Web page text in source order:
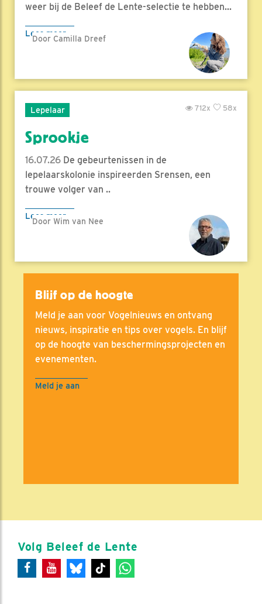
weer bij de Beleef de Lente-selectie te hebben...
Lees meer
Door Camilla Dreef
Lepelaar 58x
712x
Sprookje
16.07.26 De gebeurtenissen in de
lepelaarskolonie inspireerden Srensen, een
trouwe volger van ..
Lees meer
Door Wim van Nee
Blijf op de hoogte
Meld je aan voor Vogelnieuws en ontvang
nieuws, inspiratie en tips over vogels. En blijf
op de hoogte van beschermingsprojecten en
evenementen.
Meld je aan
Volg Beleef de Lente